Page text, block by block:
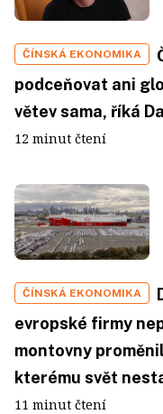
ČÍNSKÁ EKONOMIKA
podceňovat ani
větev sama, říká
12 minut čtení
ČÍNSKÁ EKONOMIKA
evropské firmy
montovny
kterému svět
11 minut čtení